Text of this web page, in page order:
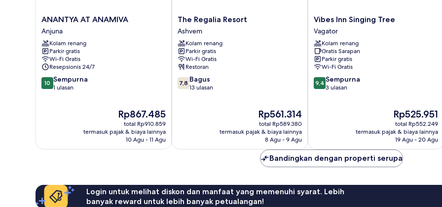
ANANTYA
AT
ANAMIVA
Anjuna
ANANTYA AT ANAMIVA
Anjuna
Kolam renang
Parkir gratis
Wi-Fi Gratis
Resepsionis 24/7
10.0
dari
10 Sempurna
1 ulasan
Harga
sekarang
Rp867.485
Rp867.485
total Rp910.859
termasuk pajak & biaya lainnya
10 Agu - 11 Agu
The
Regalia
Resort
Ashvem
The Regalia Resort
Ashvem
Kolam renang
Parkir gratis
Wi-Fi Gratis
Restoran
7.8
dari
7,8 Bagus
13 ulasan
Harga
sekarang
Rp561.314
Rp561.314
total Rp589.380
termasuk pajak & biaya lainnya
8 Agu - 9 Agu
Vibes
Inn
Singing
Tree
Vagator
Vibes Inn Singing Tree
Vagator
Kolam renang
Gratis Sarapan
Parkir gratis
Wi-Fi Gratis
9.4
dari
9,4 Sempurna
3 ulasan
Harga
sekarang
Rp525.951
Rp525.951
total Rp552.249
termasuk pajak & biaya lainnya
19 Agu - 20 Agu
Bandingkan dengan properti serupa
Login untuk melihat diskon dan manfaat yang memenuhi syarat. Lebih
banyak reward untuk lebih banyak petualangan!